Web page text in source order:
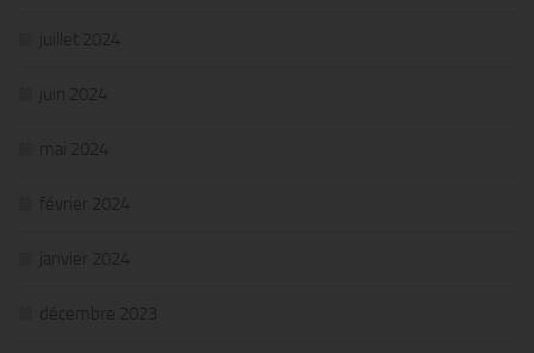
juillet 2024
juin 2024
mai 2024
février 2024
janvier 2024
décembre 2023